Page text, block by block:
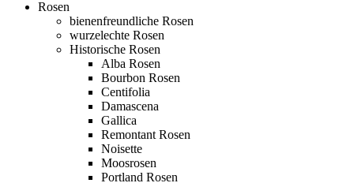
Rosen
bienenfreundliche Rosen
wurzelechte Rosen
Historische Rosen
Alba Rosen
Bourbon Rosen
Centifolia
Damascena
Gallica
Remontant Rosen
Noisette
Moosrosen
Portland Rosen